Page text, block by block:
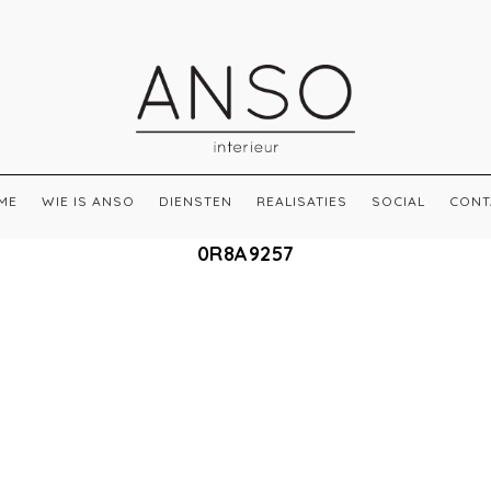
WIE IS ANSO DIENSTEN REALISATIES SOCIAL
0R8A9257